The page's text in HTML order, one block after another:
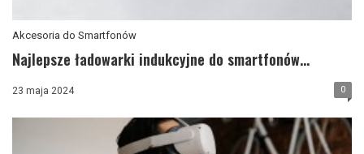
Akcesoria do Smartfonów
Najlepsze ładowarki indukcyjne do smartfonów...
23 maja 2024 0